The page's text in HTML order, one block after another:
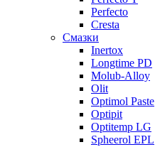
Perfecto
Cresta
Смазки
Inertox
Longtime PD
Molub-Alloy
Olit
Optimol Paste
Optipit
Optitemp LG
Spheerol EPL